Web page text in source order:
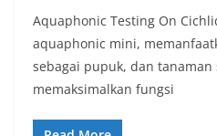
Aquaphonic Testing On
aquaphonic mini,
sebagai pupuk, dan
memaksimalkan fungsi